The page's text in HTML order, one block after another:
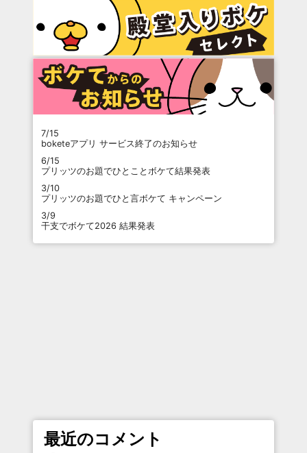
7/15
boketeアプリ サービス終了のお知らせ
6/15
プリッツのお題でひとことボケて結果発表
3/10
プリッツのお題でひと言ボケて キャンペーン
3/9
干支でボケて2026 結果発表
最近のコメント